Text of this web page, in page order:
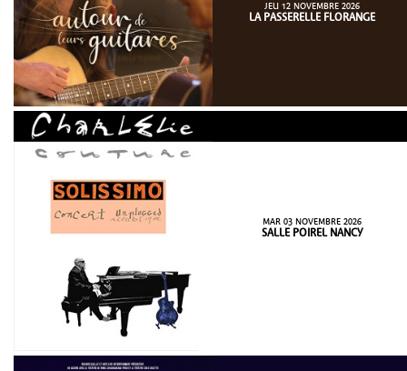
JEU 12 NOVEMBRE 2026
LA PASSERELLE FLORANGE
MAR 03 NOVEMBRE 2026
SALLE POIREL NANCY